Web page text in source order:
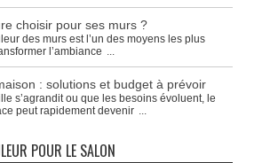
choisir pour ses murs ?
des murs est l’un des moyens les plus
l’ambiance ...
: solutions et budget à prévoir
s’agrandit ou que les besoins évoluent, le
peut rapidement devenir ...
POUR LE SALON